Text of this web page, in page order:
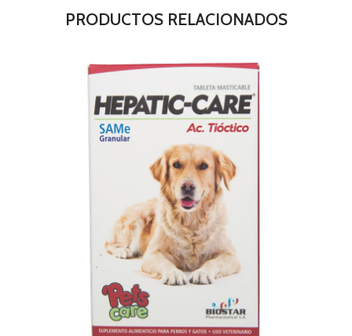
PRODUCTOS RELACIONADOS